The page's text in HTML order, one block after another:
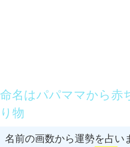
命名はパパママから赤
り物
名前の画数から運勢を占い